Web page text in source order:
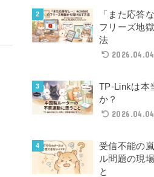
「また応答
フリーズ地
法
2026.04.04
TP-Linkは本
か？
2026.04.04
受信不能の
ル問題の現
と